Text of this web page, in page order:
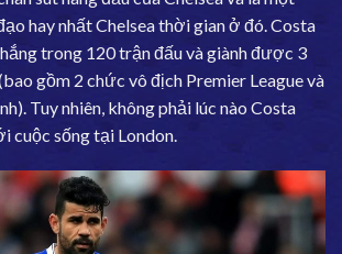
hay nhất Chelsea thời gian ở đó. Costa
trong 120 trận đấu và giành được 3
gồm 2 chức vô địch Premier League và
Tuy nhiên, không phải lúc nào Costa
cuộc sống tại London.